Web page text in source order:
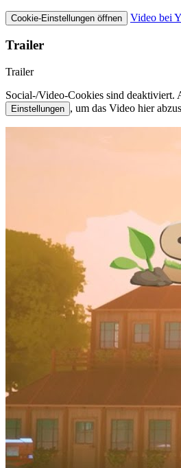
Cookie-Einstellungen öffnen Video bei
Trailer
Trailer
Social-/Video-Cookies sind deaktiviert.
Einstellungen , um das Video hier